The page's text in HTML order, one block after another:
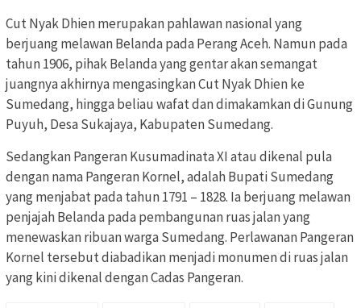
Cut Nyak Dhien merupakan pahlawan nasional yang
berjuang melawan Belanda pada Perang Aceh. Namun pada
tahun 1906, pihak Belanda yang gentar akan semangat
juangnya akhirnya mengasingkan Cut Nyak Dhien ke
Sumedang, hingga beliau wafat dan dimakamkan di Gunung
Puyuh, Desa Sukajaya, Kabupaten Sumedang.
Sedangkan Pangeran Kusumadinata XI atau dikenal pula
dengan nama Pangeran Kornel, adalah Bupati Sumedang
yang menjabat pada tahun 1791 – 1828. Ia berjuang melawan
penjajah Belanda pada pembangunan ruas jalan yang
menewaskan ribuan warga Sumedang. Perlawanan Pangeran
Kornel tersebut diabadikan menjadi monumen di ruas jalan
yang kini dikenal dengan Cadas Pangeran.